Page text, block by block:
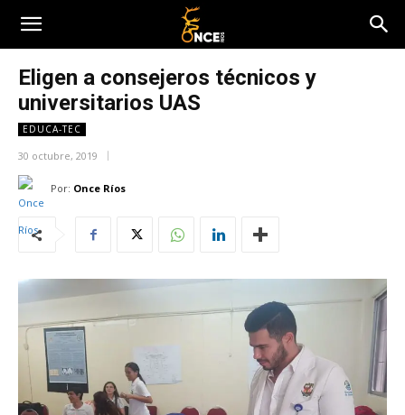
Eligen a consejeros técnicos y
universitarios UAS
EDUCA-TEC
30 octubre, 2019
Por: Once Ríos